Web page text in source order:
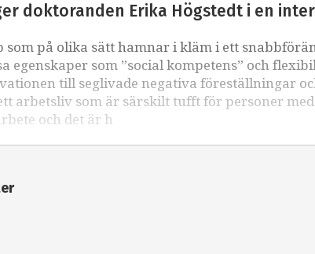
doktoranden Erika Högstedt i en
som på olika sätt hamnar i kläm i ett
som ”social kompetens” och
till seglivade negativa föreställningar
arbetsliv som är särskilt tufft för personer
och det är h